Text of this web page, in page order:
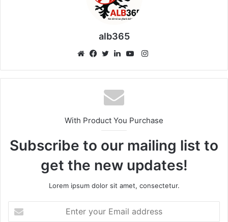
alb365
Instagram
With Product You Purchase
Subscribe to our mailing list to
get the new updates!
Lorem ipsum dolor sit amet, consectetur.
your